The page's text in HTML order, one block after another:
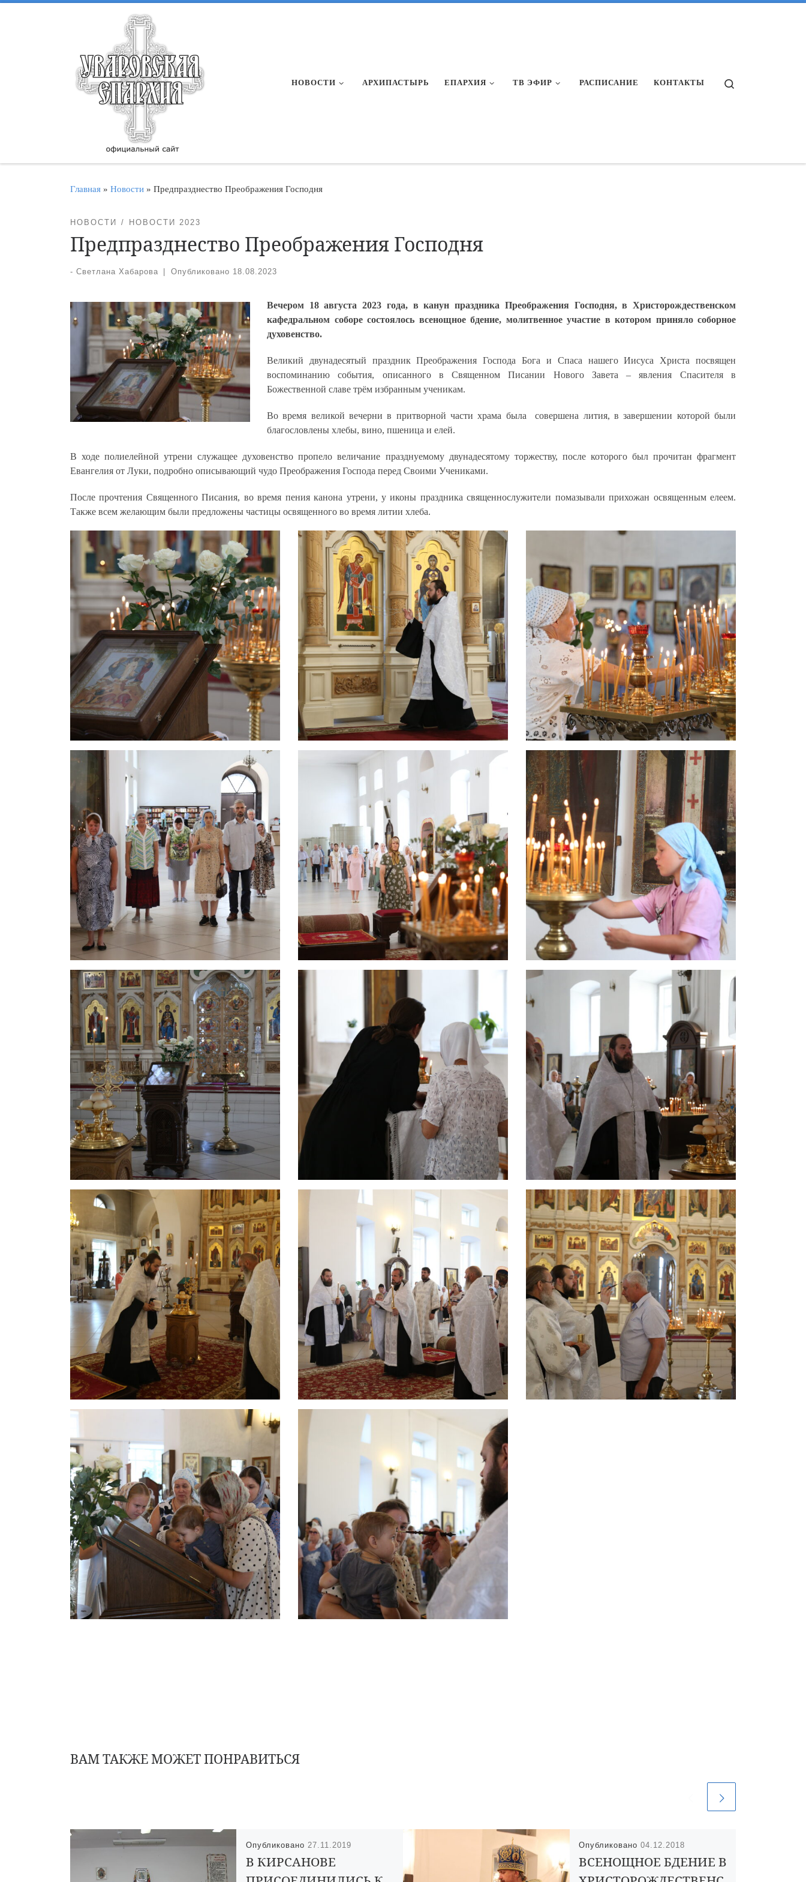
НОВОСТИ АРХИПАСТЫРЬ ЕПАРХИЯ ТВ ЭФИР РАСПИСАНИЕ КОНТАКТЫ
Главная » Новости » Предпразднество Преображения Господня
НОВОСТИ НОВОСТИ 2023
Предпразднество Преображения Господня
- Светлана Хабарова Опубликовано 18.08.2023
Вечером 18 августа 2023 года, в канун праздника Преображения Господня, в Христорождественском
кафедральном соборе состоялось всенощное бдение, молитвенное участие в котором приняло соборное
духовенство.
Великий двунадесятый праздник Преображения Господа Бога и Спаса нашего Иисуса Христа посвящен
воспоминанию события, описанного в Священном Писании Нового Завета – явления Спасителя в
Божественной славе трём избранным ученикам.
Во время великой вечерни в притворной части храма была совершена лития, в завершении которой были
благословлены хлебы, вино, пшеница и елей.
В ходе полиелейной утрени служащее духовенство пропело величание празднуемому двунадесятому торжеству, после которого был прочитан фрагмент
Евангелия от Луки, подробно описывающий чудо Преображения Господа перед Своими Учениками.
После прочтения Священного Писания, во время пения канона утрени, у иконы праздника священнослужители помазывали прихожан освященным елеем.
Также всем желающим были предложены частицы освященного во время литии хлеба.
ВАМ ТАКЖЕ МОЖЕТ ПОНРАВИТЬСЯ
Опубликовано 27.11.2019
В КИРСАНОВЕ
Опубликовано 04.12.2018
ВСЕНОЩНОЕ БДЕНИЕ В